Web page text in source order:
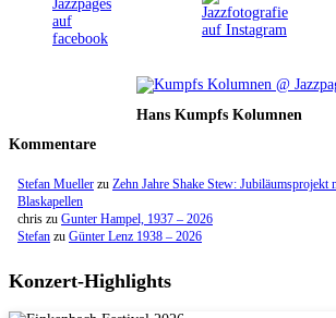
Hans Kumpfs Kolumnen
Kommentare
Stefan Mueller zu Zehn Jahre Shake Stew: Jubiläumsprojekt
Blaskapellen
chris zu Gunter Hampel, 1937 – 2026
Stefan zu Günter Lenz 1938 – 2026
Konzert-Highlights